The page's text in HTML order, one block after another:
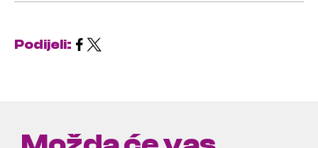
Podijeli: